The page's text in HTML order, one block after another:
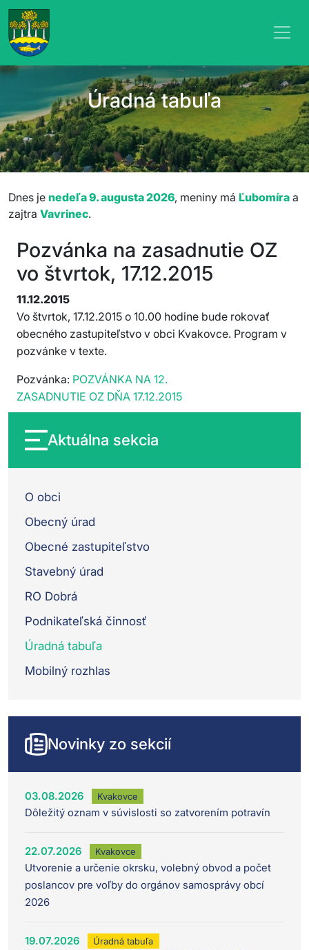
Úradná tabuľa
Dnes je nedeľa 9. augusta 2026, meniny má Ľubomíra a
zajtra Vavrinec.
Aktuálna sekcia
O obci
Obecný úrad
Obecné zastupiteľstvo
Stavebný úrad
RO Dobrá
Podnikateľská činnosť
Úradná tabuľa
Mobilný rozhlas
Novinky zo sekcií
03.08.2026 Kvakovce
Dôležitý oznam v súvislosti so zatvorením potravín
22.07.2026 Kvakovce
Utvorenie a určenie okrsku, volebný obvod a počet
poslancov pre voľby do orgánov samosprávy obcí
2026
19.07.2026 Úradná tabuľa
Pozvánka na zasadnutie OZ
vo štvrtok, 17.12.2015
11.12.2015
Vo štvrtok, 17.12.2015 o 10.00 hodine bude rokovať
obecného zastupiteľstvo v obci Kvakovce. Program v
pozvánke v texte.
Pozvánka: POZVÁNKA NA 12.
ZASADNUTIE OZ DŇA 17.12.2015